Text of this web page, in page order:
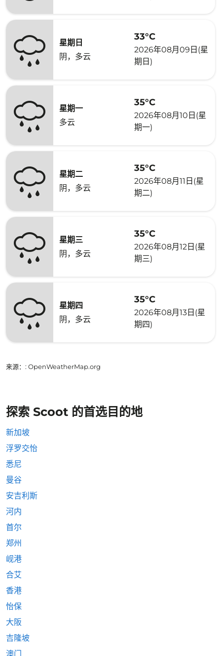
星期日
阴，多云
33°C
2026年08月09日(星
期日)
星期一
多云
35°C
2026年08月10日(星
期一)
星期二
阴，多云
35°C
2026年08月11日(星
期二)
星期三
阴，多云
35°C
2026年08月12日(星
期三)
星期四
阴，多云
35°C
2026年08月13日(星
期四)
来源： : OpenWeatherMap.org
探索 Scoot 的首选目的地
新加坡
浮罗交怡
悉尼
曼谷
安吉利斯
河内
首尔
郑州
岘港
合艾
香港
怡保
大阪
吉隆坡
澳门